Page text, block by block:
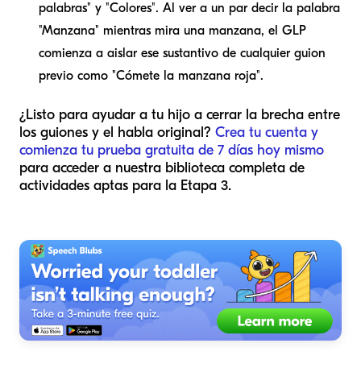
palabras" y "Colores". Al ver a un par decir la palabra
"Manzana" mientras mira una manzana, el GLP
comienza a aislar ese sustantivo de cualquier guion
previo como "Cómete la manzana roja".
¿Listo para ayudar a tu hijo a cerrar la brecha entre
los guiones y el habla original? Crea tu cuenta y
comienza tu prueba gratuita de 7 días hoy mismo
para acceder a nuestra biblioteca completa de
actividades aptas para la Etapa 3.